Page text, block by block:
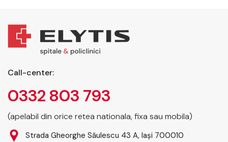
Call-center:
0332 803 793
(apelabil din orice retea nationala, fixa sau mobila)
Strada Gheorghe Săulescu 43 A, Iași 700010